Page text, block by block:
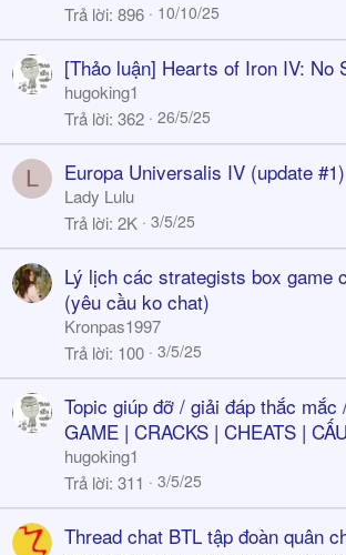
Trả lời 896 10/10/25
[Thảo luận] Hearts of Iron IV: No
hugoking1
Trả lời 362 26/5/25
L Europa Universalis IV (update #1)
Lady Lulu
Trả lời 2K 3/5/25
Lý lịch các strategists box game
(yêu cầu ko chat)
Kronpas1997
Trả lời 100 3/5/25
Topic giúp đỡ / giải đáp thắc mắc
GAME | CRACKS | CHEATS |
hugoking1
Trả lời 311 3/5/25
Thread chat BTL tập đoàn quân